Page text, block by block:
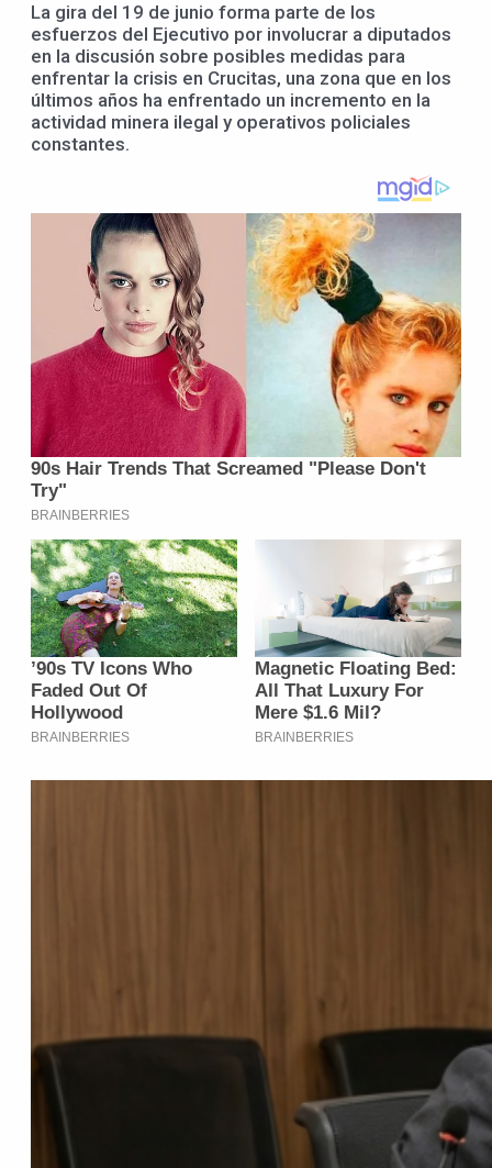
La gira del 19 de junio forma parte de los
esfuerzos del Ejecutivo por involucrar a diputados
en la discusión sobre posibles medidas para
enfrentar la crisis en Crucitas, una zona que en los
últimos años ha enfrentado un incremento en la
actividad minera ilegal y operativos policiales
constantes.